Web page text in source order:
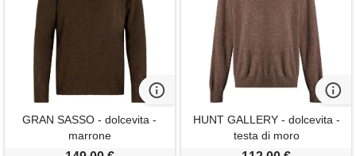
GRAN SASSO - dolcevita -
marrone
HUNT GALLERY - dolcevita -
testa di moro